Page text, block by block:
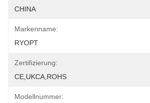
CHINA
Markenname:
RYOPT
Zertifizierung:
CE,UKCA,ROHS
Modellnummer: